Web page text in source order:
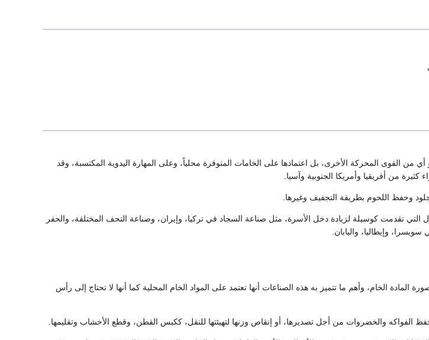
من القوى المحركة الأخرى، بل اعتمادها على الخامات المتوفرة محلياً، وعلى المهارة اليدوية المكتسبة، وقد
من أفريقيا وأمريكا الجنوبية وآسيا.
وحفظ اللحوم بطريقة التجفيف وغيرها.
التي تقدمت كوسيلة لزيادة دخل الأسرة، مثل صناعة السجاد في تركيا، وإيران، وصناعة التحف المختلفة، والحفر
وإيطاليا، واليابان.
المادة الخام، وأهم ما تتميز به هذه الصناعات أنها تعتمد على المواد الخام المحلية كما أنها لا تحتاج إلى رأس
الفواكه والخضروات من أجل تصديرها، أو إنقاص وزنها لتهيئتها للنقل، ككبس القطن، وقطع الأخشاب وتقليمها.